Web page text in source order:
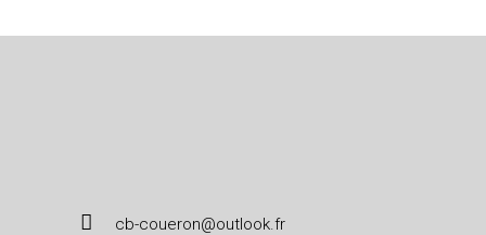
cb-coueron@outlook.fr